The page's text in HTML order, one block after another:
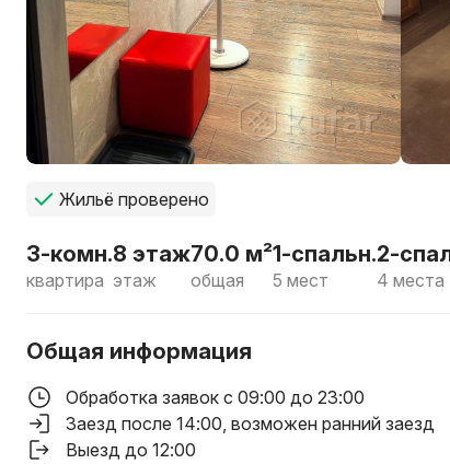
Жильё проверено
3-комн.
квартира
8 этаж
этаж
70.0 м²
общая
1-спальн.
5 мест
2-
4 места
Общая информация
Обработка заявок с 09:00 до 23:00
Заезд после 14:00, возможен ранний заезд
Выезд до 12:00